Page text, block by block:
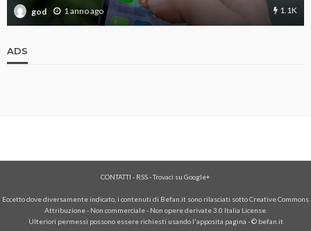
god 1 anno ago 1.1K
ADS
CONTATTI - RSS-Trovaci su Google+
Eccetto dove diversamente indicato, i contenuti di Befan.it sono rilasciati sotto Creative Commons
Attribuzione - Non commerciale - Non opere derivate 3.0 Italia License.
Ulteriori permessi possono essere richiesti usando l'apposita pagina - © befan.it